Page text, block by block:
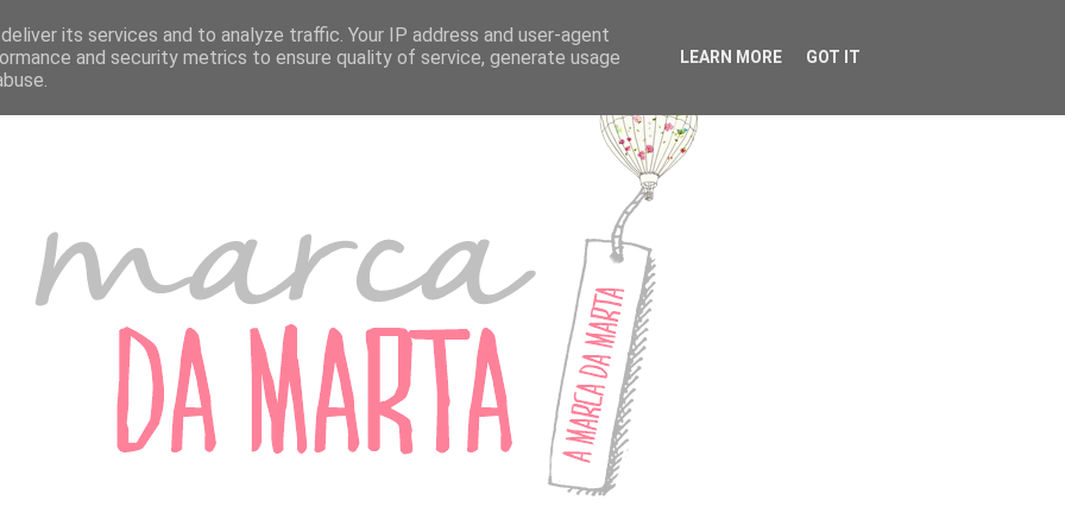
A MARTA MARCADORES DE PORTUGAL MARCADORES DO ESTRANGEIRO CONTACTOS
its services and to analyze traffic. Your IP address and user-agent
and security metrics to ensure quality of service, generate usage
LEARN MORE GOT IT